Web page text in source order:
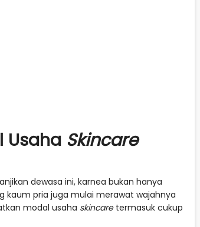
Usaha Skincare
dewasa ini, karnea bukan hanya
kaum pria juga mulai merawat wajahnya
modal usaha skincaretermasuk cukup